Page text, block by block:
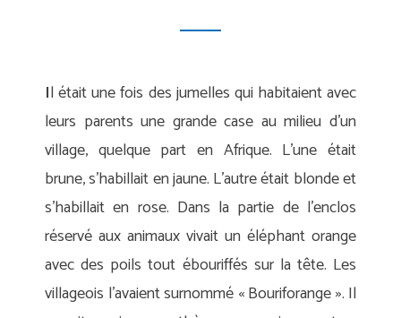
Il était une fois des jumelles qui habitaient avec
leurs parents une grande case au milieu d’un
village, quelque part en Afrique. L’une était
brune, s’habillait en jaune. L’autre était blonde et
s’habillait en rose. Dans la partie de l’enclos
réservé aux animaux vivait un éléphant orange
avec des poils tout ébouriffés sur la tête. Les
villageois l’avaient surnommé « Bouriforange ». Il